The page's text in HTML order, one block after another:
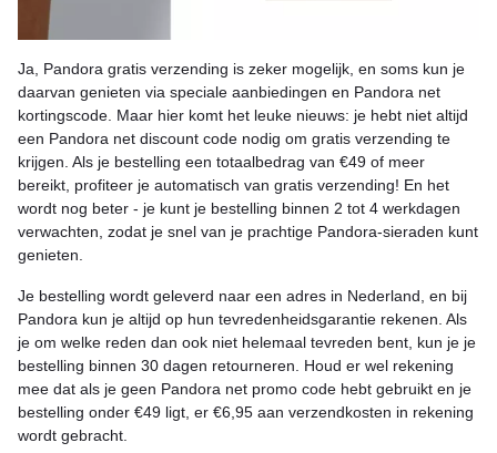
Ja, Pandora gratis verzending is zeker mogelijk, en soms kun je
daarvan genieten via speciale aanbiedingen en Pandora net
kortingscode. Maar hier komt het leuke nieuws: je hebt niet altijd
een Pandora net discount code nodig om gratis verzending te
krijgen. Als je bestelling een totaalbedrag van €49 of meer
bereikt, profiteer je automatisch van gratis verzending! En het
wordt nog beter - je kunt je bestelling binnen 2 tot 4 werkdagen
verwachten, zodat je snel van je prachtige Pandora-sieraden kunt
genieten.
Je bestelling wordt geleverd naar een adres in Nederland, en bij
Pandora kun je altijd op hun tevredenheidsgarantie rekenen. Als
je om welke reden dan ook niet helemaal tevreden bent, kun je je
bestelling binnen 30 dagen retourneren. Houd er wel rekening
mee dat als je geen Pandora net promo code hebt gebruikt en je
bestelling onder €49 ligt, er €6,95 aan verzendkosten in rekening
wordt gebracht.